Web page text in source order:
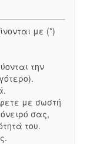
με (*)
την
με σωστή
σας,
του.